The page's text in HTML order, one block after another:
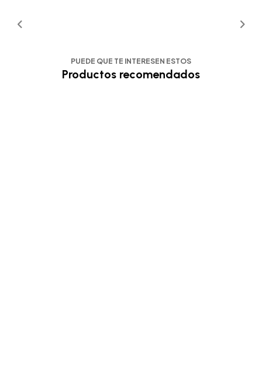
PUEDE QUE TE INTERESEN ESTOS
Productos recomendados